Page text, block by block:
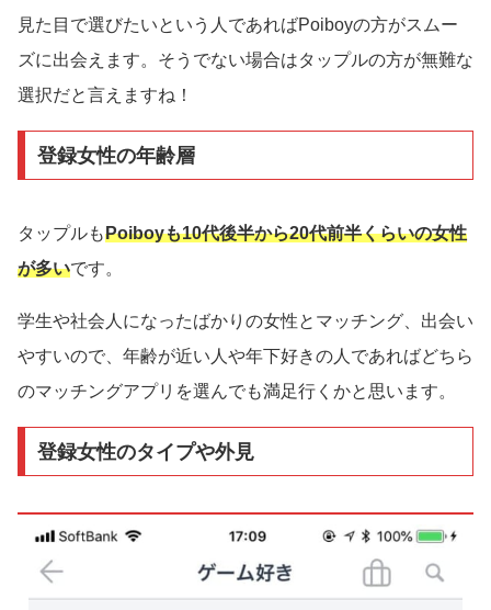
見た目で選びたいという人であればPoiboyの方がスムー
ズに出会えます。そうでない場合はタップルの方が無難な
選択だと言えますね！
登録女性の年齢層
タップルもPoiboyも10代後半から20代前半くらいの女性
が多いです。
学生や社会人になったばかりの女性とマッチング、出会い
やすいので、年齢が近い人や年下好きの人であればどちら
のマッチングアプリを選んでも満足行くかと思います。
登録女性のタイプや外見